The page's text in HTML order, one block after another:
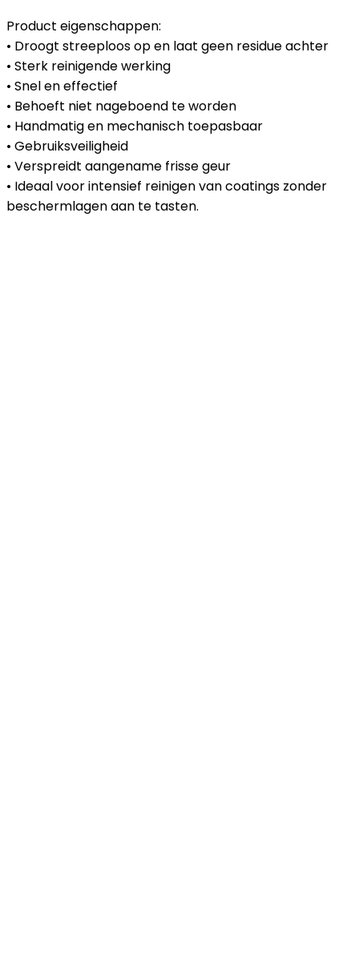
Product eigenschappen:
• Droogt streeploos op en laat geen residue achter
• Sterk reinigende werking
• Snel en effectief
• Behoeft niet nageboend te worden
• Handmatig en mechanisch toepasbaar
• Gebruiksveiligheid
• Verspreidt aangename frisse geur
• Ideaal voor intensief reinigen van coatings zonder
beschermlagen aan te tasten.